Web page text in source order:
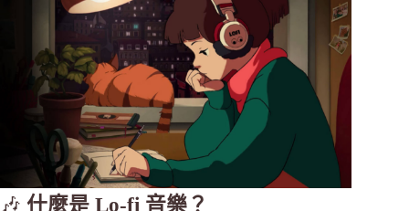
🎶 什麼是 Lo-fi 音樂？